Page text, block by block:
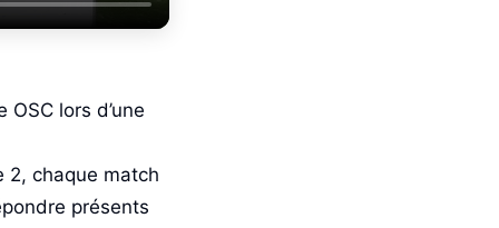
lors d’une
2, chaque match
présents